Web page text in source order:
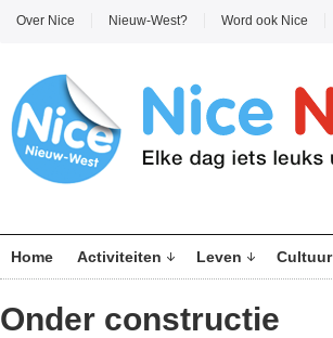
Over Nice Nieuw-West? Word ook Nice
Home Activiteiten Leven Cultuur
Onder constructie